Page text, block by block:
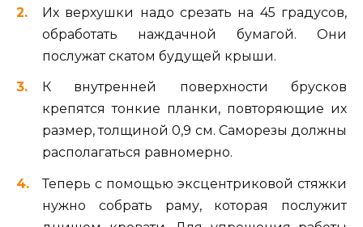
Их верхушки надо срезать на 45 градусов,
обработать наждачной бумагой. Они
послужат скатом будущей крыши.
К внутренней поверхности брусков
крепятся тонкие планки, повторяющие их
размер, толщиной 0,9 см. Саморезы должны
располагаться равномерно.
Теперь с помощью эксцентриковой стяжки
нужно собрать раму, которая послужит